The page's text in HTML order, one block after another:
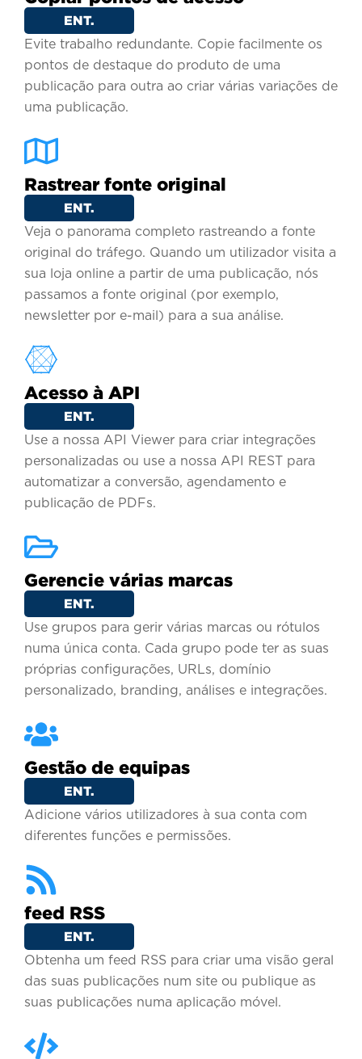
ENT.
Evite trabalho redundante. Copie facilmente os
pontos de destaque do produto de uma
publicação para outra ao criar várias variações de
uma publicação.
Rastrear fonte original
ENT.
Veja o panorama completo rastreando a fonte
original do tráfego. Quando um utilizador visita a
sua loja online a partir de uma publicação, nós
passamos a fonte original (por exemplo,
newsletter por e-mail) para a sua análise.
Acesso à API
ENT.
Use a nossa API Viewer para criar integrações
personalizadas ou use a nossa API REST para
automatizar a conversão, agendamento e
publicação de PDFs.
Gerencie várias marcas
ENT.
Use grupos para gerir várias marcas ou rótulos
numa única conta. Cada grupo pode ter as suas
próprias configurações, URLs, domínio
personalizado, branding, análises e integrações.
Gestão de equipas
ENT.
Adicione vários utilizadores à sua conta com
diferentes funções e permissões.
feed RSS
ENT.
Obtenha um feed RSS para criar uma visão geral
das suas publicações num site ou publique as
suas publicações numa aplicação móvel.